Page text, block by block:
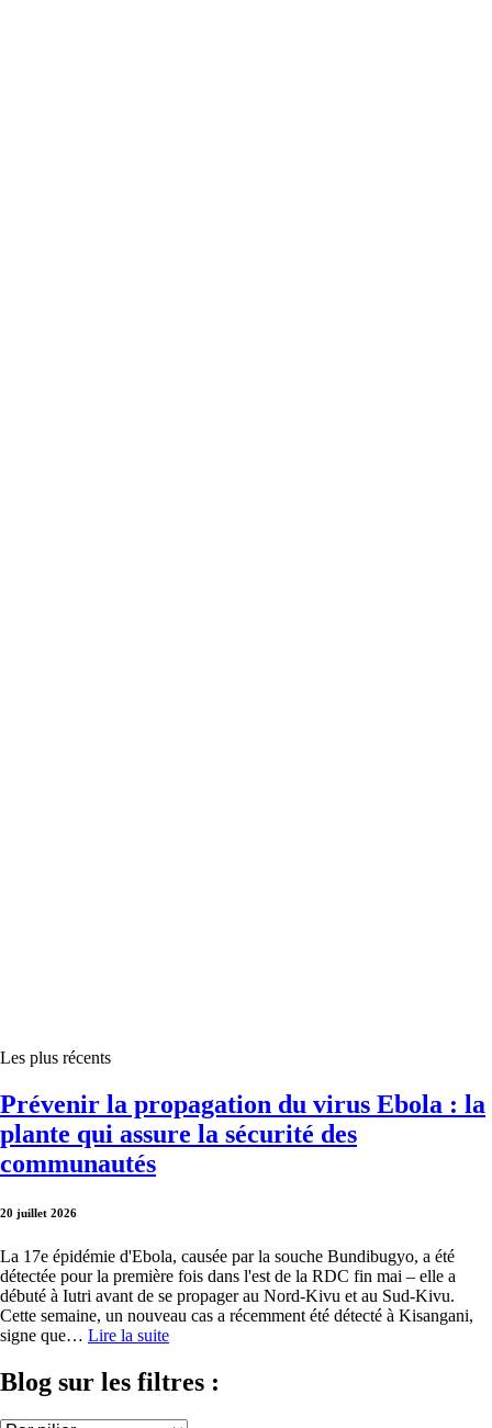
Les plus récents
Prévenir la propagation du virus Ebola : la
plante qui assure la sécurité des
communautés
20 juillet 2026
La 17e épidémie d'Ebola, causée par la souche Bundibugyo, a été
détectée pour la première fois dans l'est de la RDC fin mai – elle a
débuté à Iutri avant de se propager au Nord-Kivu et au Sud-Kivu.
Cette semaine, un nouveau cas a récemment été détecté à Kisangani,
signe que… Lire la suite
Blog sur les filtres :